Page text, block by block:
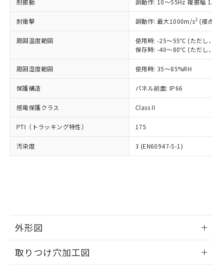
耐振動 誤動作: 10～55Hz 複振幅
耐衝撃 誤動作: 最大1000m/s2 (接点
周囲温度範囲
使用時: -25～55℃ (ただし、氷
保存時: -40～80℃ (ただし、氷
周囲湿度範囲 使用時: 35～85%RH
保護構造 パネル前面: IP66
感電保護クラス Class II
PTI（トラッキング特性） 175
汚染度 3 (EN60947-5-1)
外形図
取りつけ穴加工図
正式な納期状況および標準価格はお客
様のお取引先、またはお客様担当のオ
ムロン制御機器販売店・当社販売員に
オムロン制御機器販売店や当社販売拠
販売ネットワーク
」をご確認
在庫状況および標準価格結果を当社の
事前の承諾なく第三者に漏洩または開
示しないようお願いします。
マイパーツ機能（部品リスト作成サー
ビス）をご利用いただくには、I-Web
メンバーズにご登録されている必要が
お客様が当ウェブサイト上で当社にご
指します。
但し、RoHS指令で産業用監視および制御機器に対する
適用除外項目は除く。
フタル酸エステル類の４物質については閾値を超える意
図的な使用がないことを確認しています。
部品在庫の切り替え状況などにより、予定
月が前後することがあります。
※3 非含有証明書ダウンロード
51物質の非含有証明書（当社基準）
※本証明書は発行日時点で非含有を証明す
るもので、過去に遡って非含有を証明する
ものではありません。
また、RoHS指令のフタル酸エステル類４
DBP(フタル酸ジブチル) : 1000ppm、 DIBP(フタル酸ジ
イソブチル) : 1000ppm、 BBP(フタル酸ブチルベンジ
DEHP(フタル酸ビス(2-エチルヘキシル)) : 1000ppm
準値以下であることを示します。
「10」：通常の使用状況下において有害物
質が外部に漏えいし、環境に深刻な影響を
及ぼさない年数を意味します。
「－」：未確認です。当社販売部門へお問
全に破砕するなど、違法に輸出されな
いよう必要な手段を講じます。
当社は貴社製品を、核兵器、ミサイ
ル、化学兵器、生物兵器またはその他
武器並びにこれらの製造装置等に一切
当社は、貴社製品を第三者に販売する
場合は、上記1、2および3の内容を当
該第三者に通知します。また当社は、
販売先および販売に係わる関係者が違
法に輸出するおそれがある場合は、取
り引きをいたしません。
一定数には満たないが在庫あり
－
在庫なし(最新の在庫状況につ
いては、お客様のお取引先、ま
たはお客様担当のオムロン制御
機器販売店・当社販売員にご確
空
受注生産機種、また在庫状況の
情報を公開していない機種